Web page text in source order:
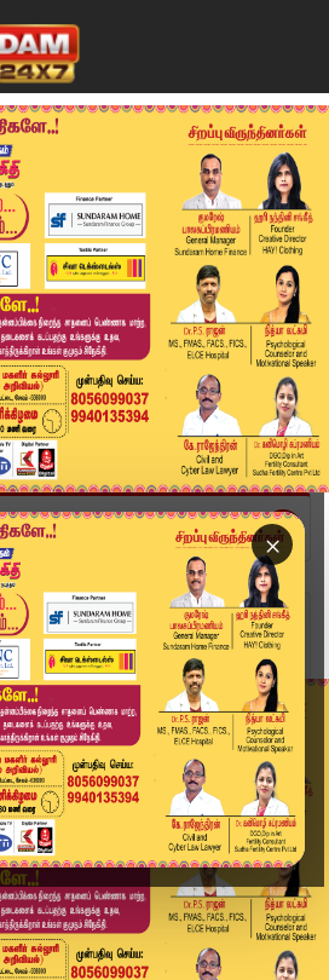
×
பெய்ய வாய்ப்பு.. வானிலை ஆய்வு...